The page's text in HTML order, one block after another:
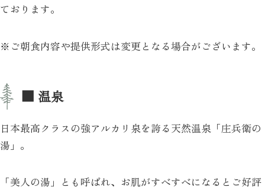
ております。
※ご朝食内容や提供形式は変更となる場合がございます。
■ 温泉
日本最高クラスの強アルカリ泉を誇る天然温泉「庄兵衛の
湯」。
「美人の湯」とも呼ばれ、お肌がすべすべになるとご好評